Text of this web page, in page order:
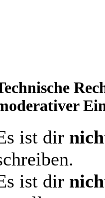
ist dir
ist dir